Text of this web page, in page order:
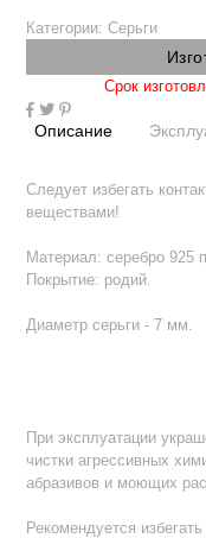
Категории: Серьги
Срок
Описание
Следует избегать
веществами!
Материал: серебро 925
Покрытие: родий.
Диаметр серьги - 7 мм.
При эксплуатации
чистки агрессивных
абразивов и моющих
Рекомендуется